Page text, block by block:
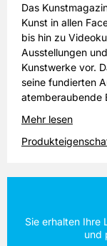
Das
Kunst in allen
bis hin zu
Ausstellungen
Kunstwerke vor.
seine fundierten
atemberaubende
Mehr lesen
Sie erhalten Ihre
und